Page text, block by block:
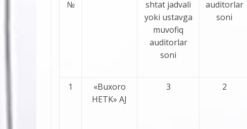
№
shtat jadvali
yoki ustavga
muvofiq
auditorlar
soni
auditorlar
soni
1
«Buxoro
HETK» AJ
3 2